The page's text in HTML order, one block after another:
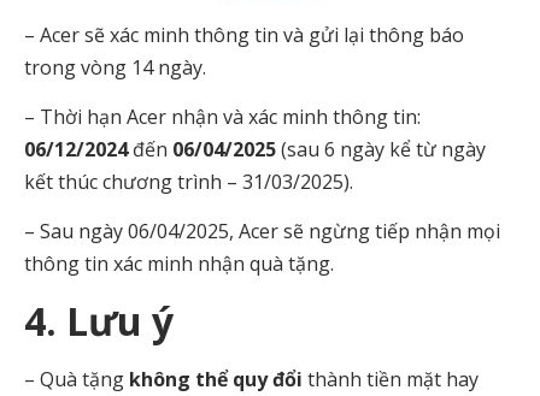
– Acer sẽ xác minh thông tin và gửi lại thông báo
trong vòng 14 ngày.
– Thời hạn Acer nhận và xác minh thông tin:
06/12/2024đến 06/04/2025(sau 6 ngày kể từ ngày
kết thúc chương trình – 31/03/2025).
– Sau ngày 06/04/2025, Acer sẽ ngừng tiếp nhận mọi
thông tin xác minh nhận quà tặng.
4. Lưu ý
– Quà tặng không thể quy đổi thành tiền mặt hay